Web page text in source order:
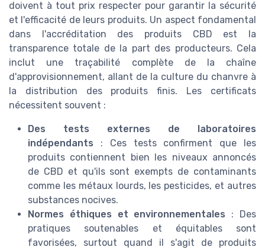
doivent à tout prix respecter pour garantir la sécurité
et l'efficacité de leurs produits. Un aspect fondamental
dans l'accréditation des produits CBD est la
transparence totale de la part des producteurs. Cela
inclut une traçabilité complète de la chaîne
d'approvisionnement, allant de la culture du chanvre à
la distribution des produits finis. Les certificats
nécessitent souvent :
Des tests externes de laboratoires
indépendants : Ces tests confirment que les
produits contiennent bien les niveaux annoncés
de CBD et qu'ils sont exempts de contaminants
comme les métaux lourds, les pesticides, et autres
substances nocives.
Normes éthiques et environnementales : Des
pratiques soutenables et équitables sont
favorisées, surtout quand il s'agit de produits